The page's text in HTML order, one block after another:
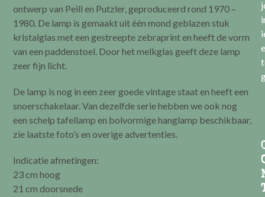
ontwerp van Peill en Putzler, geproduceerd rond 1970 –
1980. De lamp is gemaakt uit één mond geblazen stuk
kristalglas met een gestreepte zebraprint en heeft de vorm
van een paddenstoel. Door het melkglas geeft deze lamp
zeer fijn licht.
De lamp is nog in een zeer goede vintage staat en heeft een
snoerschakelaar. Van dezelfde serie hebben we ook nog
een schelp tafellamp en bolvormige hanglamp beschikbaar,
zie laatste foto’s en overige advertenties.
Indicatie afmetingen:
23 cm hoog
21 cm doorsnede